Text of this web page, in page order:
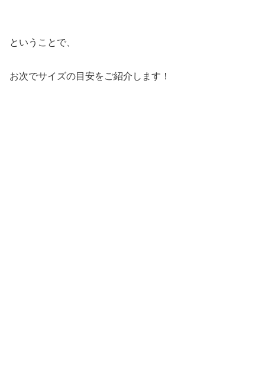
ということで、
お次でサイズの目安をご紹介します！